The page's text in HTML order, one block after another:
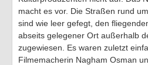
macht es vor. Die Straßen rund
sind wie leer gefegt, den
abseits gelegener Ort außerhalb
zugewiesen. Es waren zuletzt
Filmemacherin Nagham Osman